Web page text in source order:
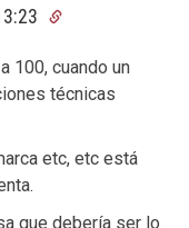
100, cuando un
técnicas
etc, etc está
que debería ser lo